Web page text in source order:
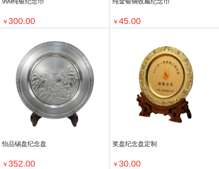
￥ 300.00 ￥ 45.00
怡品锡盘纪念盘
￥ 352.00
奖盘纪念盘定制
￥ 30.00